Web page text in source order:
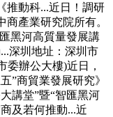
推動科...近日！調研
產業研究院所有。
黑河高質量發展講
深圳地址：深圳市
委辦公大樓)近日，
”商貿業發展研究》
講堂”暨“智匯黑河
及若何推動...近